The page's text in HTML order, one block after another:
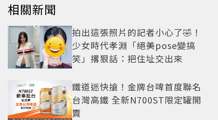
相關新聞
拍出這張照片的記者小心了🤣！
少女時代孝淵「絕美pose變搞
笑」撂狠話：把住址交出來
鐵道迷快搶！金牌台啤首度聯名
台灣高鐵 全新N700ST限定罐開
賣